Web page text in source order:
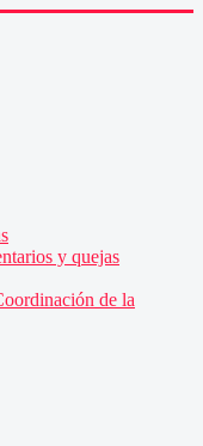
y quejas
de la